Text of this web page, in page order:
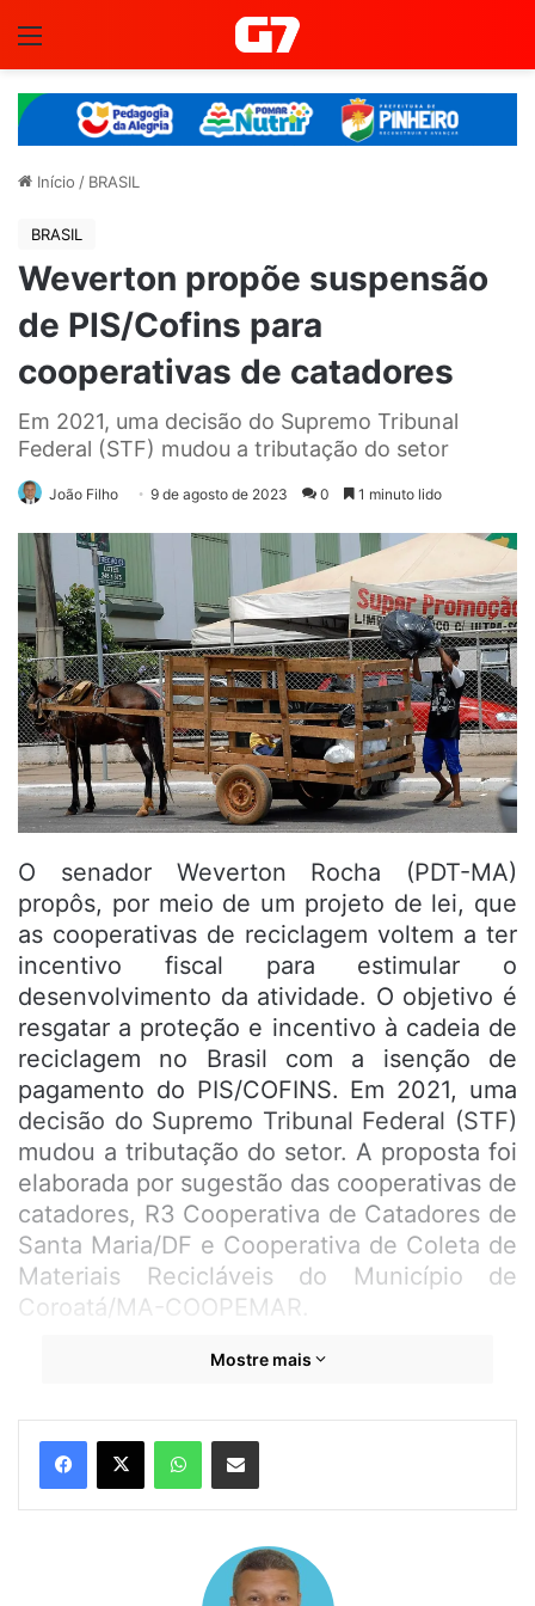
Início / BRASIL
BRASIL
Weverton propõe suspensão
de PIS/Cofins para
cooperativas de catadores
Em 2021, uma decisão do Supremo Tribunal
Federal (STF) mudou a tributação do setor
João Filho 9 de agosto de 2023 0 1 minuto lido
O senador Weverton Rocha (PDT-MA)
propôs, por meio de um projeto de lei, que
as cooperativas de reciclagem voltem a ter
incentivo fiscal para estimular o
desenvolvimento da atividade. O objetivo é
resgatar a proteção e incentivo à cadeia de
reciclagem no Brasil com a isenção de
pagamento do PIS/COFINS. Em 2021, uma
decisão do Supremo Tribunal Federal (STF)
mudou a tributação do setor. A proposta foi
elaborada por sugestão das cooperativas de
catadores, R3 Cooperativa de Catadores de
Santa Maria/DF e Cooperativa de Coleta de
Materiais Recicláveis do Município de
Coroatá/MA-COOPEMAR.
“Temos que pensar em maneiras de
mesmo tempo, estimular o mercado interno
de recicláveis”, explicou o parlamentar.
Movimento Nacional dos Catadores de
Materiais Recicláveis (MNCR), são cerca de
Mostre mais